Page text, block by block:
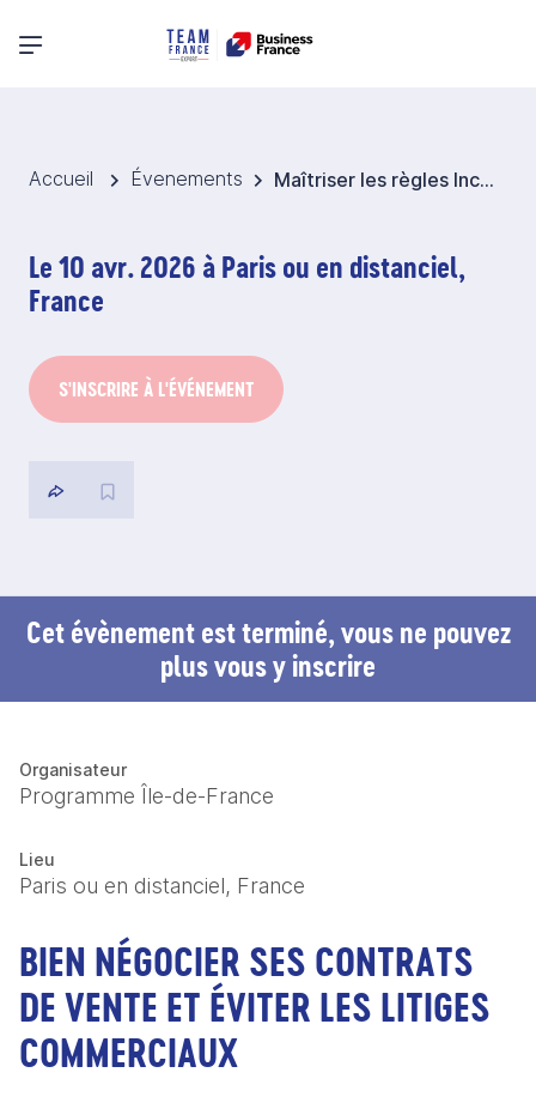
Menu principal
Accueil Évenements Maîtriser les règles Incoterms 2020
Le 10 avr. 2026 à Paris ou en distanciel,
France
S'INSCRIRE À L'ÉVÉNEMENT
Cet évènement est terminé, vous ne pouvez
plus vous y inscrire
Organisateur
Programme Île-de-France
Lieu
Paris ou en distanciel, France
BIEN NÉGOCIER SES CONTRATS
DE VENTE ET ÉVITER LES LITIGES
COMMERCIAUX